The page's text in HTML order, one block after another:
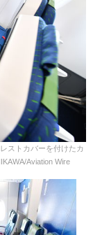
ストカバーを付けたカ
Aviation Wire